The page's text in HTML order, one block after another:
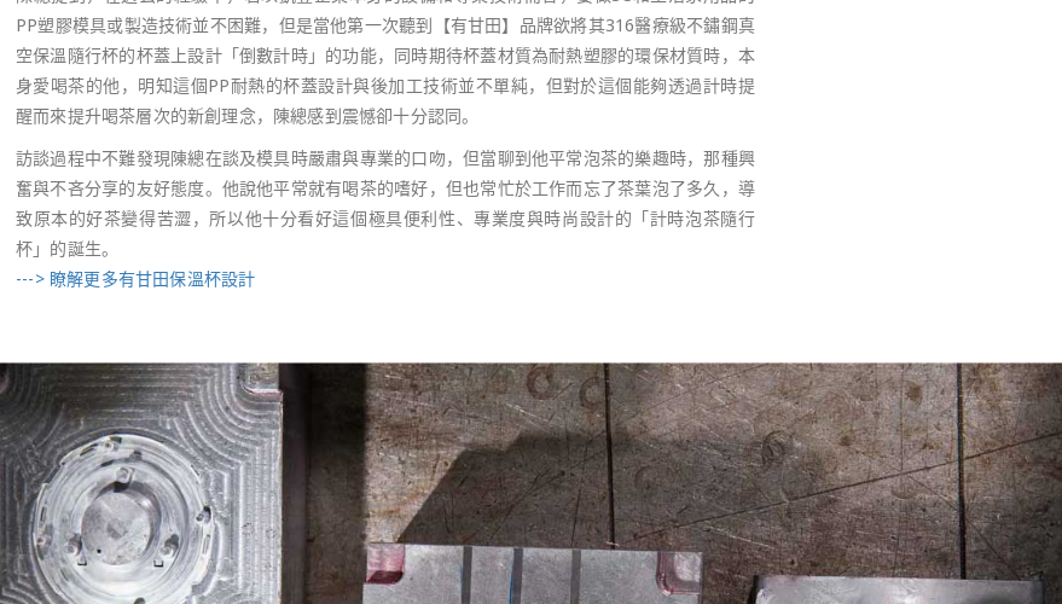
PP塑膠模具或製造技術並不困難，但是當他第一次聽到【有甘田】品牌欲將其316醫療級不鏽鋼真
空保溫隨行杯的杯蓋上設計「倒數計時」的功能，同時期待杯蓋材質為耐熱塑膠的環保材質時，本
身愛喝茶的他，明知這個PP耐熱的杯蓋設計與後加工技術並不單純，但對於這個能夠透過計時提
醒而來提升喝茶層次的新創理念，陳總感到震憾卻十分認同。
訪談過程中不難發現陳總在談及模具時嚴肅與專業的口吻，但當聊到他平常泡茶的樂趣時，那種興
奮與不吝分享的友好態度。他說他平常就有喝茶的嗜好，但也常忙於工作而忘了茶葉泡了多久，導
致原本的好茶變得苦澀，所以他十分看好這個極具便利性、專業度與時尚設計的「計時泡茶隨行
杯」的誕生。
---> 瞭解更多有甘田保溫杯設計